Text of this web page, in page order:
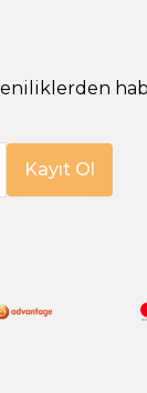
Kayıt Ol